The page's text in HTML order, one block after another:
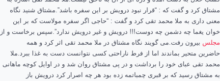
مشتاق کرد و گفت که : “قرار نبود درویش بر این سفره باشد”.مشتاق شنید نگاه
معنی داری به ملا محمد تقی کرد و گفت : “حاجی اگر سفره مولاست که بر این
خوان یغما چه دشمن چه دوست!!! درویش و غیر درویش ندارد”.سپس برخاست و از
مجلس بیرون رفت.می گویند نگاه مشتاق در ملا محمد تقی اثر کرد و همه
حاضرین متحیر بماندند اما از فرط ناراحتی کسی نتوانست دست به غذا ببرد.ملا
محمد تقی عبای خود را برداشت و در پی مشتاق روان شد و در اوایل کوچه ماهانی
به مشتاق رسید که بر قبری چمباتمه زده بود هر چه اصرار کرد درویش باز